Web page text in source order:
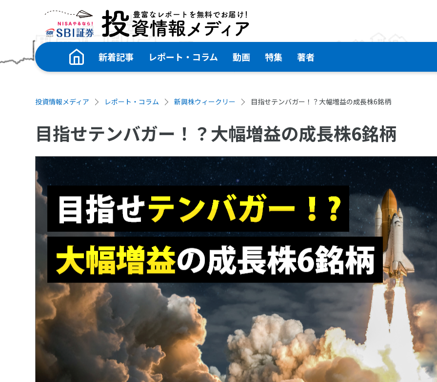
新着記事 レポート・コラム 動画 特集 著者
投資情報メディア レポート・コラム 新興株ウィークリー 目指せテンバガー！？大幅増益の成長株6銘柄
目指せテンバガー！？大幅増益の成長株6銘柄